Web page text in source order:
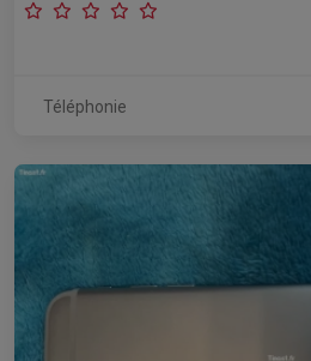
Téléphonie